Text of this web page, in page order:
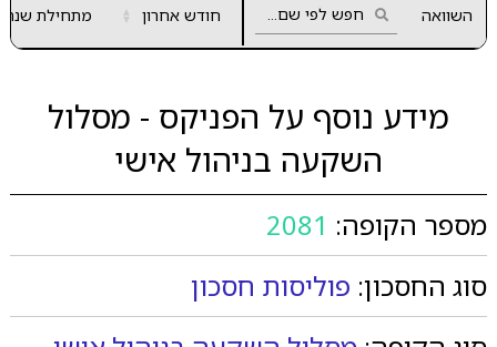
השוואה חודש אחרון ▲
▼ מתחילת שנה
מידע נוסף על הפניקס - מסלול
השקעה בניהול אישי
מספר הקופה: 2081
סוג החסכון: פוליסות חסכון